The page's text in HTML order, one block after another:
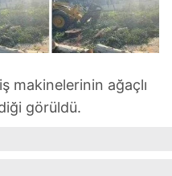
Kanunu uyarınca
okumak ve sitemizde
makinelerinin ağaçlı
görüldü.